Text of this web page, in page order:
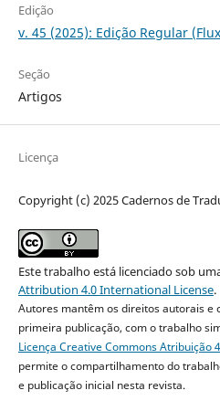
Edição
v. 45 (2025): Edição Regular
Seção
Artigos
Licença
Copyright (c) 2025 Cadernos de
Este trabalho está licenciado sob
Attribution 4.0 International License.
Autores mantêm os direitos autorais e
primeira publicação, com o trabalho
Licença Creative Commons Atribuição
permite o compartilhamento do
e publicação inicial nesta revista.